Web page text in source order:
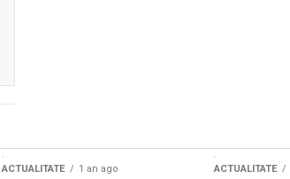
ACTUALITATE 1 an ago ACTUALITATE